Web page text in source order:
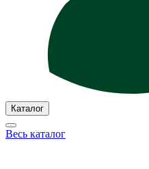
Каталог
Весь каталог